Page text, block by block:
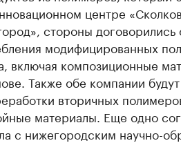
центре
стороны договорились
модифицированных
включая композиционные
Также обе компании
вторичных
материалы. Еще одно
с нижегородским научно-